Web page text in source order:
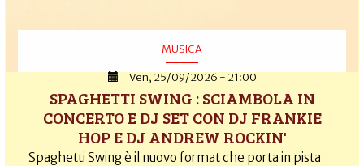
MUSICA
Ven, 25/09/2026 - 21:00
SPAGHETTI SWING : SCIAMBOLA IN
CONCERTO E DJ SET CON DJ FRANKIE
HOP E DJ ANDREW ROCKIN'
Spaghetti Swing è il nuovo format che porta in pista